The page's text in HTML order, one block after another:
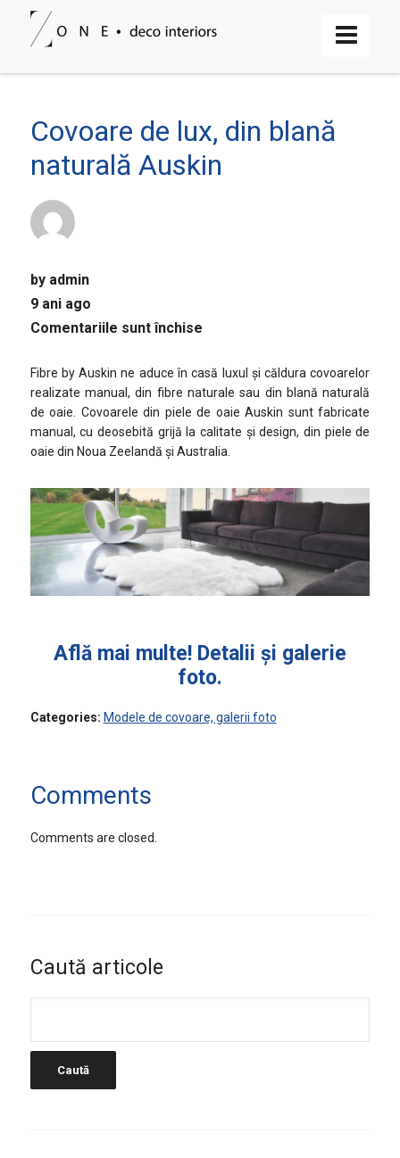
Covoare de lux, din blană
naturală Auskin
by admin
9 ani ago
Comentariile sunt închisepentru
lux,
din
blană
naturală
Auskin
Fibre by Auskin ne aduce în casă luxul și căldura covoarelor
realizate manual, din fibre naturale sau din blană naturală
de oaie. Covoarele din piele de oaie Auskin sunt fabricate
manual, cu deosebită grijă la calitate și design, din piele de
oaie din Noua Zeelandă și Australia.
Află mai multe! Detalii şi galerie
foto.
Categories: Modele de covoare, galerii foto
Comments
Comments are closed.
Caută articole